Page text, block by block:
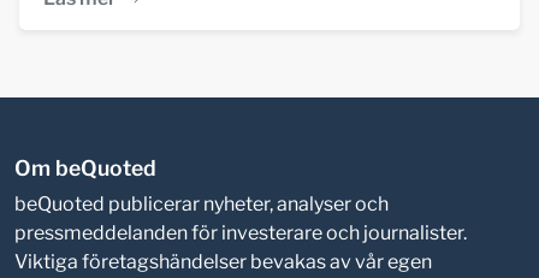
Om beQuoted
beQuoted publicerar nyheter, analyser och
pressmeddelanden för investerare och journalister.
Viktiga företagshändelser bevakas av vår egen